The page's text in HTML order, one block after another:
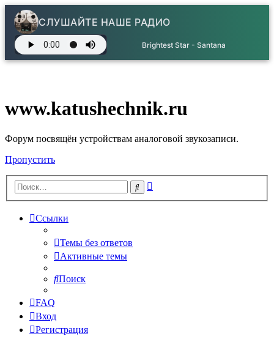
СЛУШАЙТЕ НАШЕ РАДИО
Brightest Star - Santana
www.katushechnik.ru
Форум посвящён устройствам аналоговой звукозаписи.
Пропустить
Поиск
Ссылки
Темы без ответов
Активные темы
Поиск
FAQ
Вход
Регистрация